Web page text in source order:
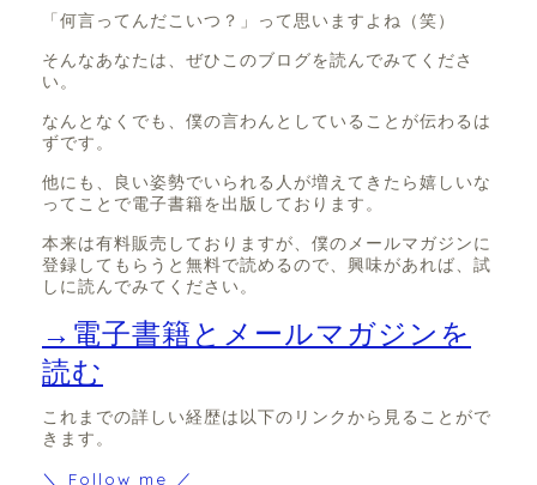
「何言ってんだこいつ？」って思いますよね（笑）
そんなあなたは、ぜひこのブログを読んでみてくださ
い。
なんとなくでも、僕の言わんとしていることが伝わるは
ずです。
他にも、良い姿勢でいられる人が増えてきたら嬉しいな
ってことで電子書籍を出版しております。
本来は有料販売しておりますが、僕のメールマガジンに
登録してもらうと無料で読めるので、興味があれば、試
しに読んでみてください。
→電子書籍とメールマガジンを
読む
これまでの詳しい経歴は以下のリンクから見ることがで
きます。
＼ Follow me ／